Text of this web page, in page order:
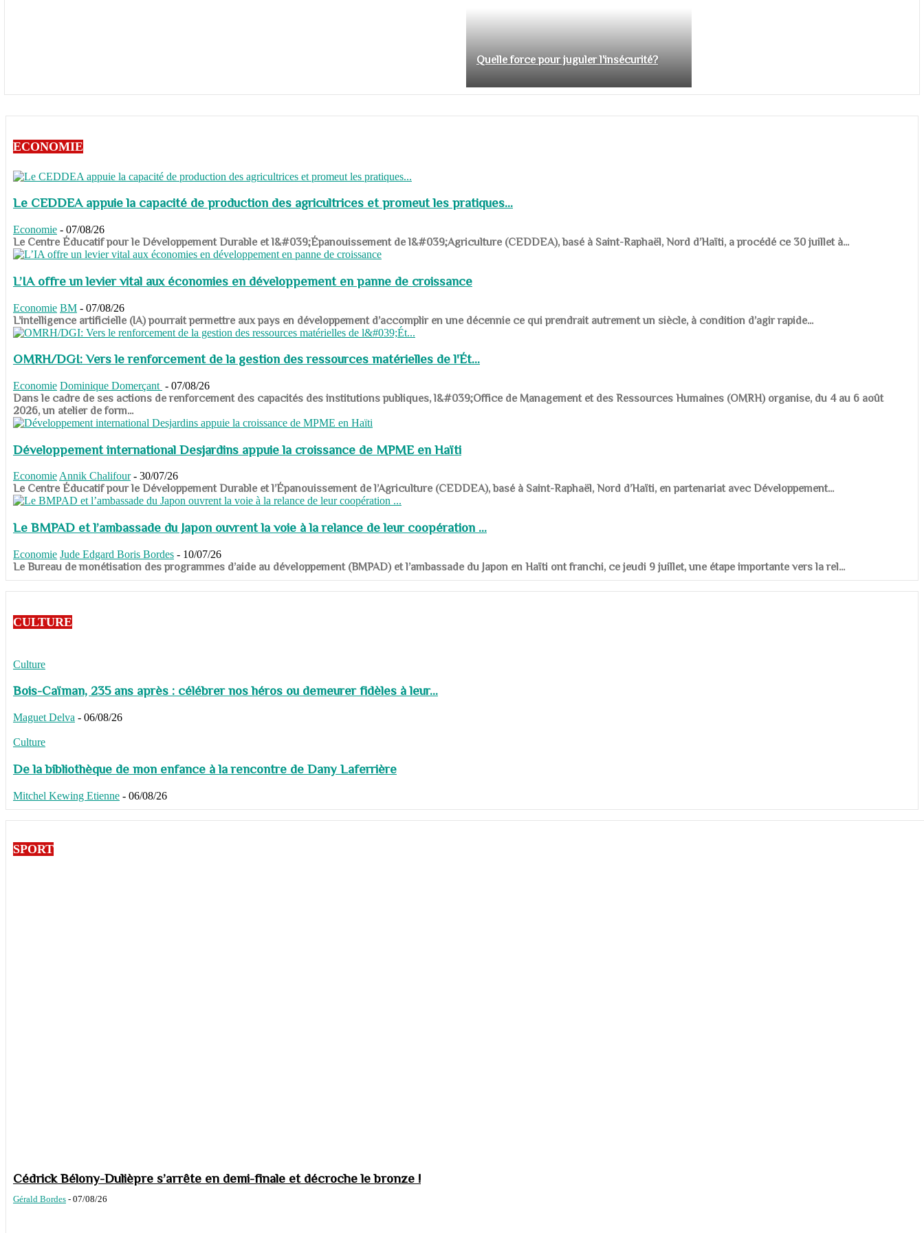
Quelle force pour juguler l'insécurité?
ECONOMIE
Le CEDDEA appuie la capacité de production des agricultrices et promeut les pratiques...
Economie - 07/08/26
​​​​​​​Le Centre Éducatif pour le Développement Durable et l&#039;Épanouissement de l&#039;Agriculture (CEDDEA), basé à Saint-Raphaël, Nord d’Haïti, a procédé ce 30 juillet à...
L’IA offre un levier vital aux économies en développement en panne de croissance
Economie BM - 07/08/26
​​​​​​​L’intelligence artificielle (IA) pourrait permettre aux pays en développement d’accomplir en une décennie ce qui prendrait autrement un siècle, à condition d’agir rapide...
OMRH/DGI: Vers le renforcement de la gestion des ressources matérielles de l'Ét...
Economie Dominique Domerçant - 07/08/26
Dans le cadre de ses actions de renforcement des capacités des institutions publiques, l&#039;Office de Management et des Ressources Humaines (OMRH) organise, du 4 au 6 août
2026, un atelier de form...
Développement international Desjardins appuie la croissance de MPME en Haïti
Economie Annik Chalifour - 30/07/26
​​​​​​​Le Centre Éducatif pour le Développement Durable et l’Épanouissement de l’Agriculture (CEDDEA), basé à Saint-Raphaël, Nord d’Haïti, en partenariat avec Développement...
Le BMPAD et l’ambassade du Japon ouvrent la voie à la relance de leur coopération ...
Economie Jude Edgard Boris Bordes - 10/07/26
​​​​​​​Le Bureau de monétisation des programmes d’aide au développement (BMPAD) et l’ambassade du Japon en Haïti ont franchi, ce jeudi 9 juillet, une étape importante vers la rel...
CULTURE
Culture
Bois-Caïman, 235 ans après : célébrer nos héros ou demeurer fidèles à leur...
Maguet Delva - 06/08/26
Culture
De la bibliothèque de mon enfance à la rencontre de Dany Laferrière
Mitchel Kewing Etienne - 06/08/26
SPORT
Cédrick Bélony-Dulièpre s’arrête en demi-finale et décroche le bronze !
Gérald Bordes - 07/08/26